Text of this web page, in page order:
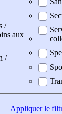
/
aux
/
Appliquerle